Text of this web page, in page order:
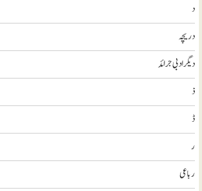
د
دریچہ
ديگر ادبی جرائد
ذ
ڈ
ر
رباعی